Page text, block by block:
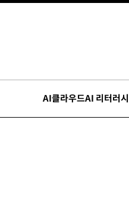
AI클라우드AI 리터러시